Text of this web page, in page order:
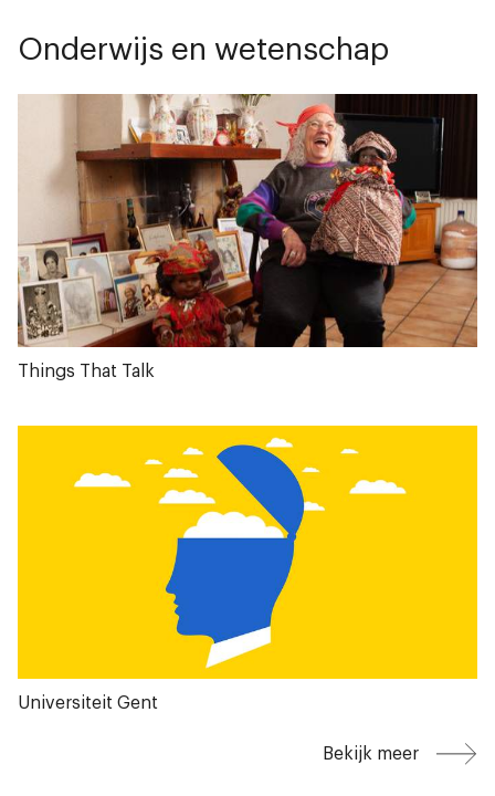
Onderwijs en wetenschap
Things That Talk
Universiteit Gent
Bekijk meer